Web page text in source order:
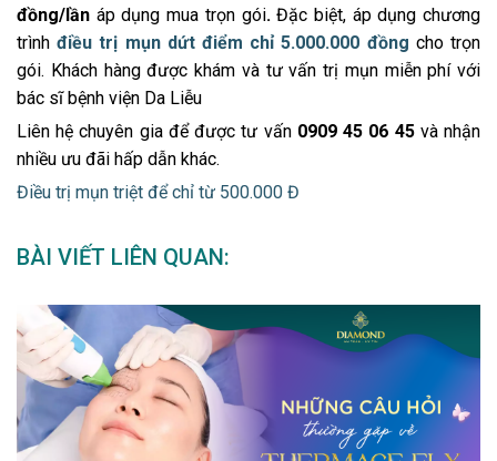
đồng/lần áp dụng mua trọn gói.Đặc biệt, áp dụng chương
trìnhđiều trị mụn dứt điểm chỉ 5.000.000 đồng cho trọn
gói. Khách hàng được khám và tư vấn trị mụn miễn phí với
bác sĩ bệnh viện Da Liễu
Liên hệ chuyên gia để được tư vấn 0909 45 06 45và nhận
nhiều ưu đãi hấp dẫn khác.
Điều trị mụn triệt để chỉ từ 500.000 Đ
BÀI VIẾT LIÊN QUAN: